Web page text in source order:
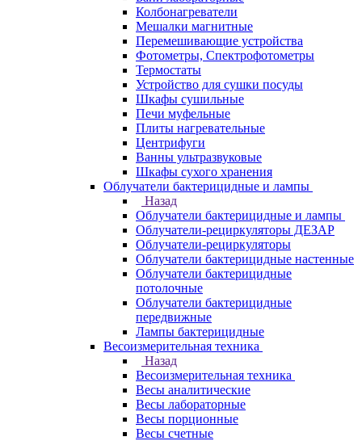
Колбонагреватели
Мешалки магнитные
Перемешивающие устройства
Фотометры, Спектрофотометры
Термостаты
Устройство для сушки посуды
Шкафы сушильные
Печи муфельные
Плиты нагревательные
Центрифуги
Ванны ультразвуковые
Шкафы сухого хранения
Облучатели бактерицидные и лампы
Назад
Облучатели бактерицидные и лампы
Облучатели-рециркуляторы ДЕЗАР
Облучатели-рециркуляторы
Облучатели бактерицидные настенные
Облучатели бактерицидные
потолочные
Облучатели бактерицидные
передвижные
Лампы бактерицидные
Весоизмерительная техника
Назад
Весоизмерительная техника
Весы аналитические
Весы лабораторные
Весы порционные
Весы счетные